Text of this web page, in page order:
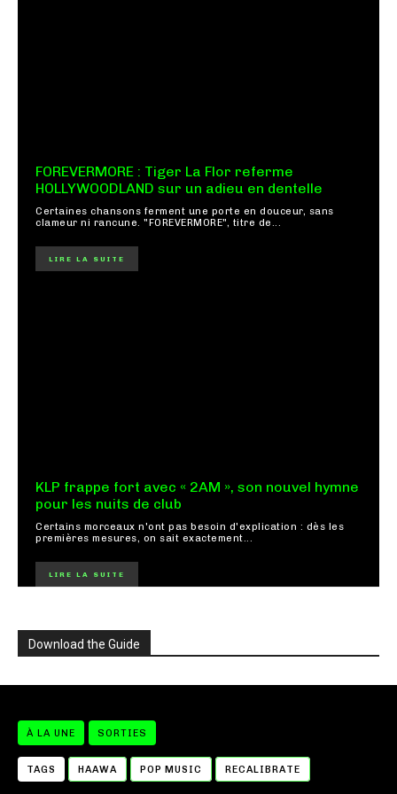
FOREVERMORE : Tiger La Flor referme
HOLLYWOODLAND sur un adieu en dentelle
Certaines chansons ferment une porte en douceur, sans
clameur ni rancune. "FOREVERMORE", titre de...
LIRE LA SUITE
KLP frappe fort avec « 2AM », son nouvel hymne
pour les nuits de club
Certains morceaux n'ont pas besoin d'explication : dès les
premières mesures, on sait exactement...
LIRE LA SUITE
Download the Guide
À LA UNE SORTIES
TAGS HAAWA POP MUSIC RECALIBRATE